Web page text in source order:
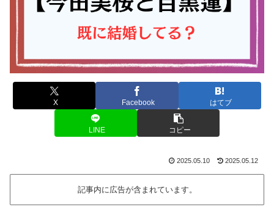
X Facebook はてブ
LINE コピー
2025.05.10 2025.05.12
記事内に広告が含まれています。